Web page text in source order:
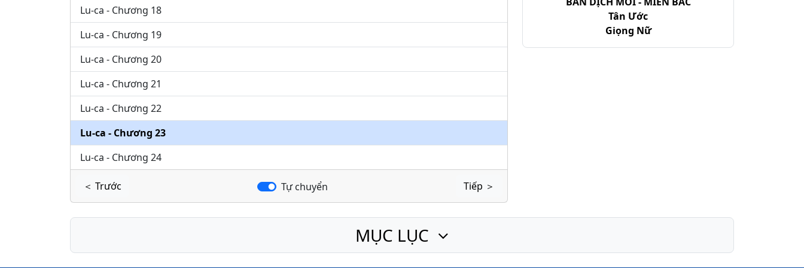
to
Lu-ca - Chương 18
Lu-ca - Chương 19
Lu-ca - Chương 20
Lu-ca - Chương 21
Lu-ca - Chương 22
Lu-ca - Chương 23
Lu-ca - Chương 24
＜ Trước Tự chuyển Tiếp ＞
Tân Ước
Giọng Nữ
MỤC LỤC